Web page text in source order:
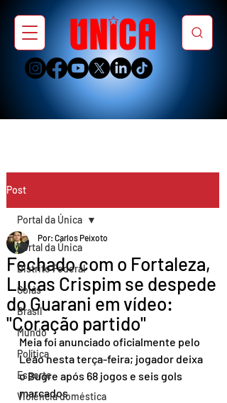
Post
Portal da Única
Distrito Federal
Goiás
Brasil
Mundo
Política
Esporte
Violência doméstica
Portal da Única
Fechado com o Fortaleza,
Lucas Crispim se despede
do Guarani em vídeo:
"Coração partido"
Por: Carlos Peixoto
Meia foi anunciado oficialmente pelo
Leão nesta terça-feira; jogador deixa
o Bugre após 68 jogos e seis gols
marcados